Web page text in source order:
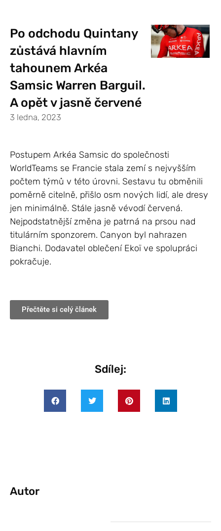
Po odchodu Quintany
zůstává hlavním
tahounem Arkéa
Samsic Warren Barguil.
A opět v jasně červené
3 ledna, 2023
Postupem Arkéa Samsic do společnosti
WorldTeams se Francie stala zemí s nejvyšším
počtem týmů v této úrovni. Sestavu tu obměnili
poměrně citelně, přišlo osm nových lidí, ale dresy
jen minimálně. Stále jasně vévodí červená.
Nejpodstatnější změna je patrná na prsou nad
titulárním sponzorem. Canyon byl nahrazen
Bianchi. Dodavatel oblečení Ekoï ve spolupráci
pokračuje.
Přečtěte si celý článek
Sdílej:
Autor